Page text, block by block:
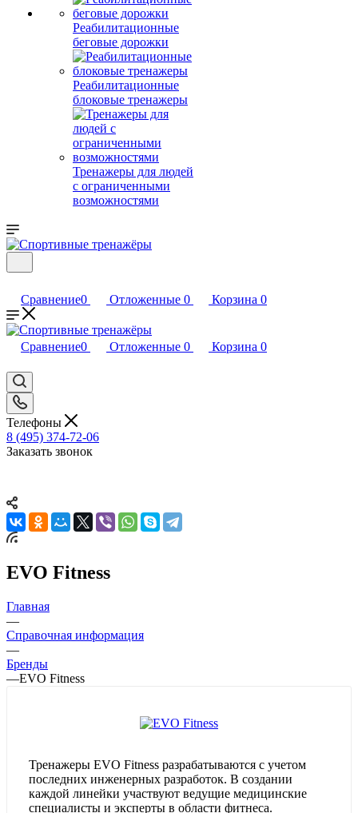
Реабилитационные
беговые дорожки
Реабилитационные
блоковые тренажеры
Тренажеры для людей
с ограниченными
возможностями
Сравнение0 Отложенные 0 Корзина 0
Сравнение0 Отложенные 0 Корзина 0
Телефоны
8 (495) 374-72-06
Заказать звонок
EVO Fitness
Главная
—
Справочная информация
—
Бренды
—EVO Fitness
Тренажеры EVO Fitness разрабатываются с учетом
последних инженерных разработок. В создании
каждой линейки участвуют ведущие медицинские
специалисты и эксперты в области фитнеса.